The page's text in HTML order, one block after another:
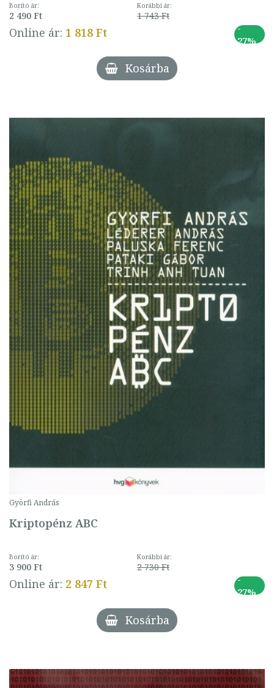
Borító ár:
2 490 Ft
Korábbi ár:
1 743 Ft
Online ár: 1 818 Ft
-
27%
Kosárba
Györfi András
Kriptopénz ABC
Borító ár:
3 900 Ft
Korábbi ár:
2 730 Ft
Online ár: 2 847 Ft
-
27%
Kosárba